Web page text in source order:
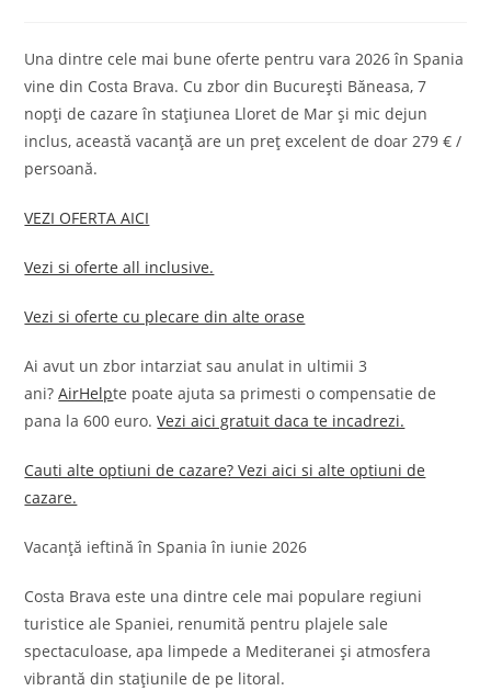
Una dintre cele mai bune oferte pentru vara 2026 în Spania
vine din Costa Brava. Cu zbor din București Băneasa, 7
nopți de cazare în stațiunea Lloret de Mar și mic dejun
inclus, această vacanță are un preț excelent de doar 279 € /
persoană.
VEZI OFERTA AICI
Vezi si oferte all inclusive.
Vezi si oferte cu plecare din alte orase
Ai avut un zbor intarziat sau anulat in ultimii 3
ani?AirHelpte poate ajuta sa primesti o compensatie de
pana la 600 euro.Vezi aici gratuit daca te incadrezi.
Cauti alte optiuni de cazare? Vezi aici si alte optiuni de
cazare.
Vacanță ieftină în Spania în iunie 2026
Costa Brava este una dintre cele mai populare regiuni
turistice ale Spaniei, renumită pentru plajele sale
spectaculoase, apa limpede a Mediteranei și atmosfera
vibrantă din stațiunile de pe litoral.